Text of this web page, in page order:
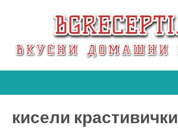
кисели крастивички